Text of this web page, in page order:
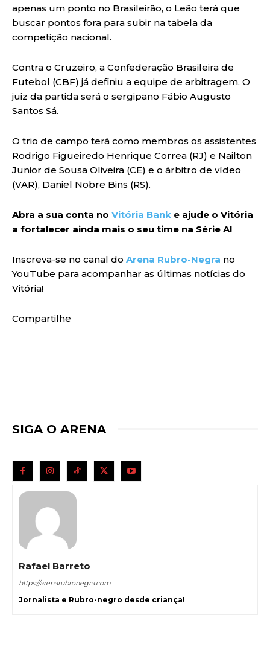
apenas um ponto no Brasileirão, o Leão terá que
buscar pontos fora para subir na tabela da
competição nacional.
Contra o Cruzeiro, a Confederação Brasileira de
Futebol (CBF) já definiu a equipe de arbitragem. O
juiz da partida será o sergipano Fábio Augusto
Santos Sá.
O trio de campo terá como membros os assistentes
Rodrigo Figueiredo Henrique Correa (RJ) e Nailton
Junior de Sousa Oliveira (CE) e o árbitro de vídeo
(VAR), Daniel Nobre Bins (RS).
Abra a sua conta no Vitória Bank e ajude o Vitória
a fortalecer ainda mais o seu time na Série A!
Inscreva-se no canal do Arena Rubro-Negra no
YouTube para acompanhar as últimas notícias do
Vitória!
Compartilhe
SIGA O ARENA
Rafael Barreto
https://arenarubronegra.com
Jornalista e Rubro-negro desde criança!